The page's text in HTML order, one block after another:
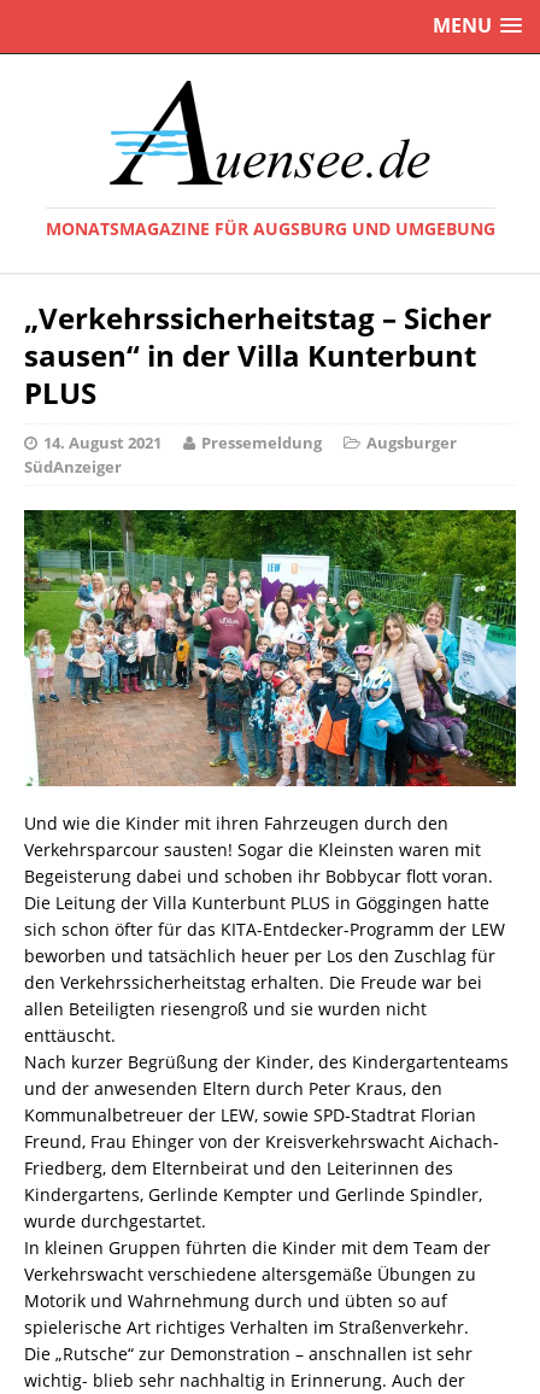
MENU
MONATSMAGAZINE FÜR AUGSBURG UND UMGEBUNG
„Verkehrssicherheitstag – Sicher
sausen“ in der Villa Kunterbunt
PLUS
14. August 2021 Pressemeldung
Augsburger
SüdAnzeiger
Und wie die Kinder mit ihren Fahrzeugen durch den
Verkehrsparcour sausten! Sogar die Kleinsten waren mit
Begeisterung dabei und schoben ihr Bobbycar flott voran.
Die Leitung der Villa Kunterbunt PLUS in Göggingen hatte
sich schon öfter für das KITA-Entdecker-Programm der LEW
beworben und tatsächlich heuer per Los den Zuschlag für
den Verkehrssicherheitstag erhalten. Die Freude war bei
allen Beteiligten riesengroß und sie wurden nicht
enttäuscht.
Nach kurzer Begrüßung der Kinder, des Kindergartenteams
und der anwesenden Eltern durch Peter Kraus, den
Kommunalbetreuer der LEW, sowie SPD-Stadtrat Florian
Freund, Frau Ehinger von der Kreisverkehrswacht Aichach-
Friedberg, dem Elternbeirat und den Leiterinnen des
Kindergartens, Gerlinde Kempter und Gerlinde Spindler,
wurde durchgestartet.
In kleinen Gruppen führten die Kinder mit dem Team der
Verkehrswacht verschiedene altersgemäße Übungen zu
Motorik und Wahrnehmung durch und übten so auf
spielerische Art richtiges Verhalten im Straßenverkehr.
Die „Rutsche“ zur Demonstration – anschnallen ist sehr
wichtig- blieb sehr nachhaltig in Erinnerung. Auch der